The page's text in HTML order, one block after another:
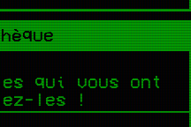
qui vous ont
les !